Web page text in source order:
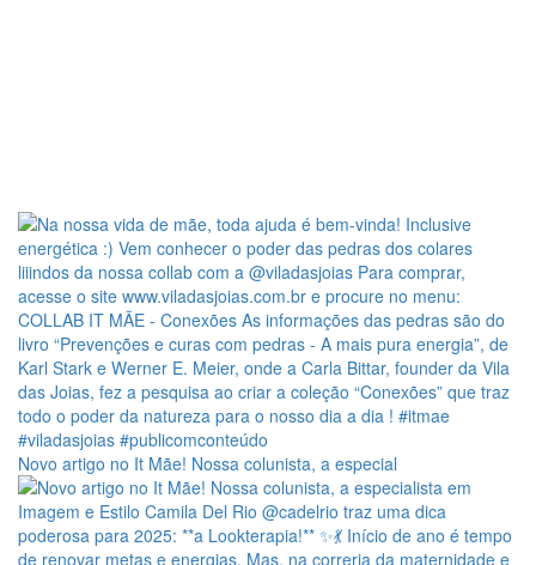
Novo artigo no It Mãe! Nossa colunista, a especial